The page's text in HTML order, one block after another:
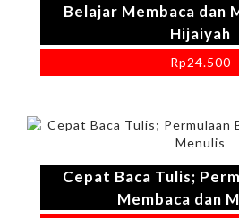
Belajar Membaca dan
Hijaiyah
Rp24.500
Cepat Baca Tulis;
Membaca dan